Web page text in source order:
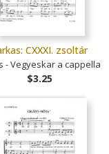
CXXXI. zsoltár
- Vegyeskar a cappella
$3.25